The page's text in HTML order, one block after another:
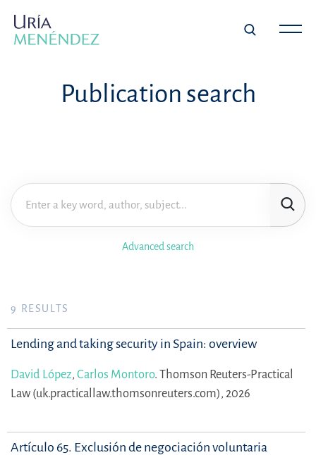
Publication search
Advanced search
9 RESULTS
Lending and taking security in Spain: overview
David López, Carlos Montoro. Thomson Reuters-Practical
Law (uk.practicallaw.thomsonreuters.com), 2026
Artículo 65. Exclusión de negociación voluntaria